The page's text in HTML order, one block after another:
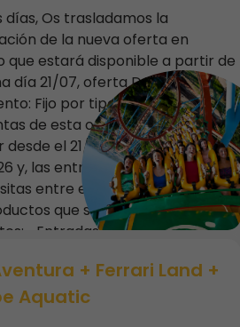
días, Os trasladamos la
de la nueva oferta en
que estará disponible a partir de
día 21/07, oferta DAYFREE.
Fijo por tipología de entrada
de esta oferta se podrán
desde el 21/07/26 hasta el
y, las entradas tendrán que ser
entre el 21/07/26 y 15/09/26.
que se incluyen son los
• Entradas “2 días 2 parques”
Park+ Ferrari Land +
Aquatic